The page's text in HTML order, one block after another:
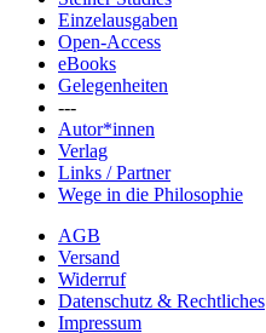
Einzelausgaben
Open-Access
eBooks
Gelegenheiten
---
Autor*innen
Verlag
Links / Partner
Wege in die Philosophie
AGB
Versand
Widerruf
Datenschutz & Rechtliches
Impressum